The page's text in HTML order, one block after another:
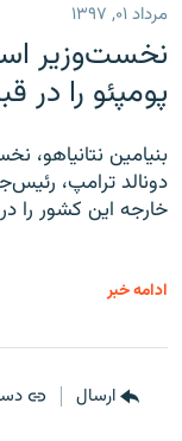
مرداد ۰۱, ۱۳۹۷
نخست‌وزیر
پومپئو را در
بنیامین نتانیاهو،
دونالد ترامپ،
خارجه این کشور را
ادامه خبر
ارسال